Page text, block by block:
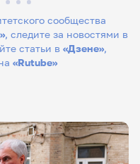
сообщества
, следите за новостями в
статьи в «Дзене»,
«Rutube»